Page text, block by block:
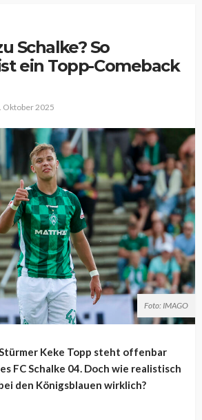
Schalke? So
ein Topp-Comeback
Oktober 2025
Foto: IMAGO
Keke Topp steht offenbar
FC Schalke 04. Doch wie realistisch
den Königsblauen wirklich?